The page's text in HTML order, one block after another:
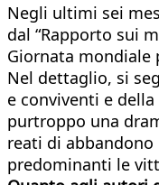
Negli ultimi sei
dal “Rapporto sui
Giornata mondiale
Nel dettaglio, si
e conviventi e
purtroppo una
reati di
predominanti le